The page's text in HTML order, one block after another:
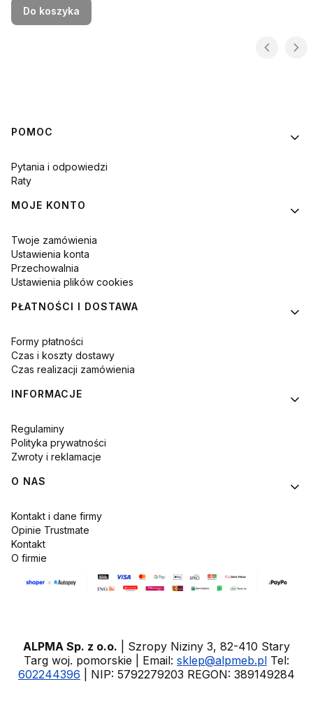
Do koszyka
Linki w stopce
POMOC
Pytania i odpowiedzi
Raty
MOJE KONTO
Twoje zamówienia
Ustawienia konta
Przechowalnia
Ustawienia plików cookies
PŁATNOŚCI I DOSTAWA
Formy płatności
Czas i koszty dostawy
Czas realizacji zamówienia
INFORMACJE
Regulaminy
Polityka prywatności
Zwroty i reklamacje
O NAS
Kontakt i dane firmy
Opinie Trustmate
Kontakt
O firmie
ALPMA Sp. z o.o. | Szropy Niziny 3, 82-410 Stary
Targ woj. pomorskie | Email: sklep@alpmeb.pl Tel:
602244396 | NIP: 5792279203 REGON: 389149284